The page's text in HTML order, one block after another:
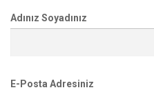
Adınız Soyadınız
E-Posta Adresiniz